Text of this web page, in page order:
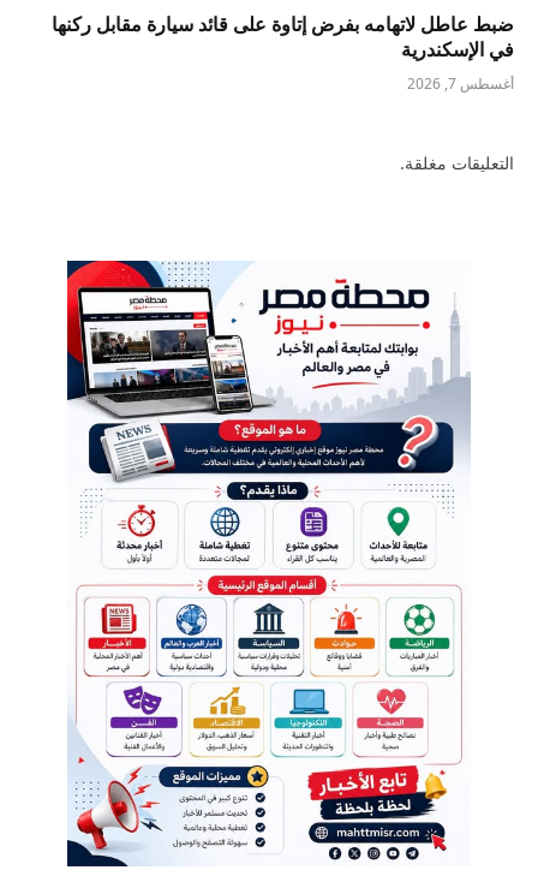
ضبط عاطل لاتهامه بفرض إتاوة على قائد سيارة مقابل ركنها
في الإسكندرية
أغسطس 7, 2026
التعليقات مغلقة.